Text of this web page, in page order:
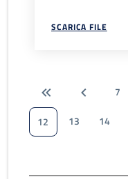
SCARICA FILE
7
12
13 14